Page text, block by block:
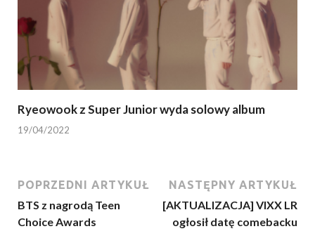
Ryeowook z Super Junior wyda solowy album
19/04/2022
POPRZEDNI ARTYKUŁ
BTS z nagrodą Teen
Choice Awards
NASTĘPNY ARTYKUŁ
[AKTUALIZACJA] VIXX LR
ogłosił datę comebacku